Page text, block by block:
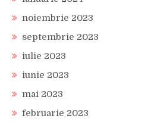
noiembrie 2023
septembrie 2023
iulie 2023
iunie 2023
mai 2023
februarie 2023